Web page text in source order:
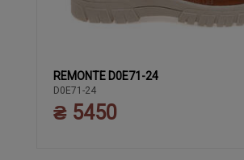
36 37 38 39
REMONTE D0E71-24
D0E71-24
₴ 5450